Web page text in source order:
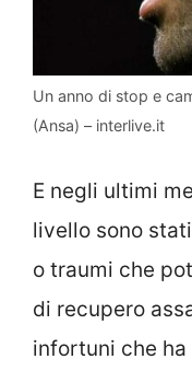
Un anno di stop e
(Ansa) – interlive.it
E negli ultimi
livello sono
o traumi che
di recupero
infortuni che